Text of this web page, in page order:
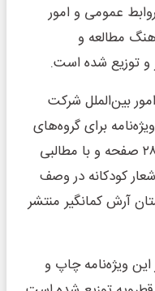
عمومی و امور
مطالعه و
و توزیع شده است.
بین‌الملل شرکت
برای گروه‌های
سنی ۷ تا ۹ سال و ۱۰ تا ۱۳ سال، در ۲۸ صفحه و با مطالبی
کودکانه در وصف
آرش کمانگیر منتشر
ویژه‌نامه چاپ و